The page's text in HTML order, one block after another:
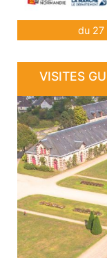
du 27
VISITES